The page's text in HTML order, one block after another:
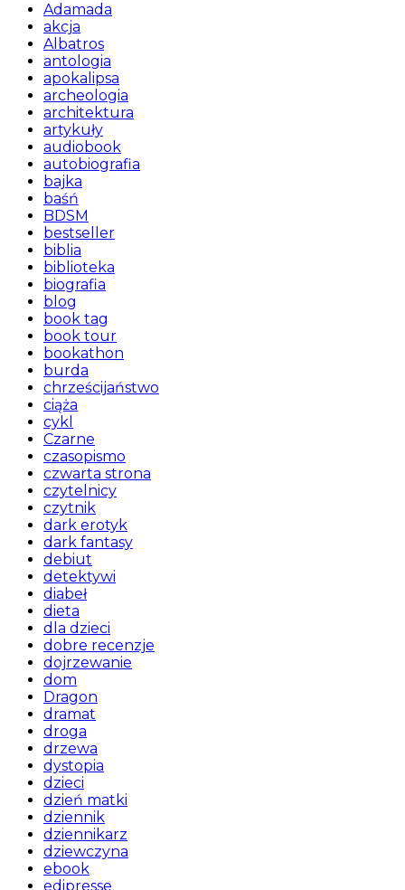
Adamada
akcja
Albatros
antologia
apokalipsa
archeologia
architektura
artykuły
audiobook
autobiografia
bajka
baśń
BDSM
bestseller
biblia
biblioteka
biografia
blog
book tag
book tour
bookathon
burda
chrześcijaństwo
ciąża
cykl
Czarne
czasopismo
czwarta strona
czytelnicy
czytnik
dark erotyk
dark fantasy
debiut
detektywi
diabeł
dieta
dla dzieci
dobre recenzje
dojrzewanie
dom
Dragon
dramat
droga
drzewa
dystopia
dzieci
dzień matki
dziennik
dziennikarz
dziewczyna
ebook
edipresse